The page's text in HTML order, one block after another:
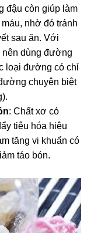
đậu còn giúp làm
nhờ đó tránh
sau ăn. Với
nên dùng đường
loại đường có chỉ
chuyên biệt
: Chất xơ có
tiêu hóa hiệu
tăng vi khuẩn có
táo bón.